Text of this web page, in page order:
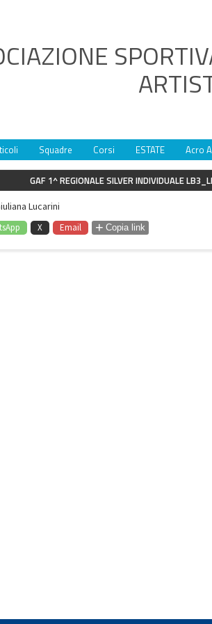
Squadre Corsi ESTATE Acro
GAF 1^ REGIONALE SILVER INDIVIDUALE
Lucarini
X Email + Copia link